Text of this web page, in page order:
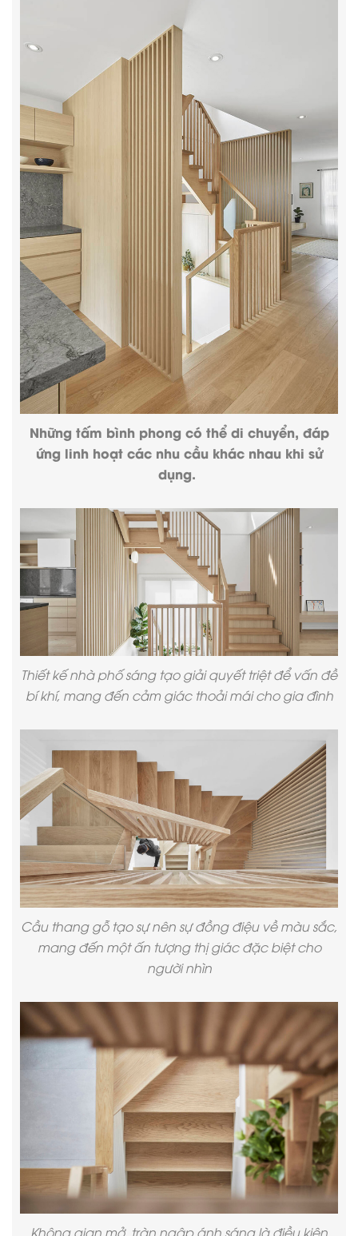
Những tấm bình phong có thể di chuyển, đáp
ứng linh hoạt các nhu cầu khác nhau khi sử
dụng.
Thiết kế nhà phốsáng tạo giải quyết triệt để vấn đề
bí khí, mang đến cảm giác thoải mái cho gia đình
Cầu thang gỗ tạo sự nên sự đồng điệu về màu sắc,
mang đến một ấn tượng thị giác đặc biệt cho
người nhìn
Không gian mở, tràn ngập ánh sáng là điều kiện